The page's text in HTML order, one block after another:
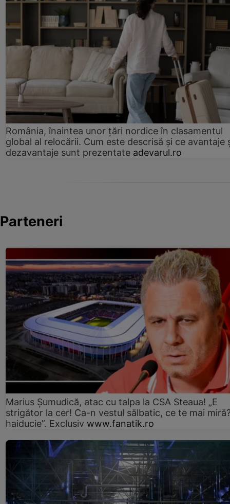
România, înaintea unor țări nordice în clasamentul
global al relocării. Cum este descrisă și ce avantaje
dezavantaje sunt prezentate adevarul.ro
Parteneri
Marius Șumudică, atac cu talpa la CSA Steaua! „E
strigător la cer! Ca-n vestul sălbatic, ce te mai
haiducie”. Exclusiv www.fanatik.ro